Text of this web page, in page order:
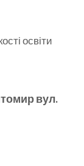
освіти
вул.